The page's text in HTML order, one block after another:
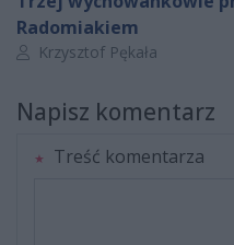
Radomiakiem
Autor artykułu:
Krzysztof Pękała
Napisz komentarz
Treść komentarza